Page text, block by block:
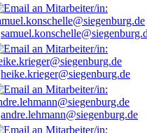
heike.krieger@siegenburg.de
andre.lehmann@siegenburg.de